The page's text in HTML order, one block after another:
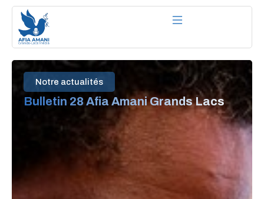
Aller
contenu
Notre actualités
Bulletin 28 Afia Amani Grands Lacs